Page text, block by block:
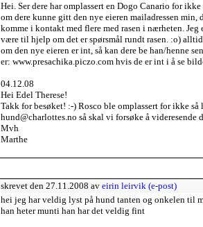
Hei. Ser dere har omplassert en Dogo Canario for
om dere kunne gitt den nye eieren mailadressen min,
komme i kontakt med flere med rasen i nærheten.
være til hjelp om det er spørsmål rundt rasen. :o) alltid
om den nye eieren er int, så kan dere be han/henne
er: www.presachika.piczo.com hvis de er int i å se
04.12.08
Hei Edel Therese!
Takk for besøket! :-) Rosco ble omplassert for ikke så
hund@charlottes.no så skal vi forsøke å videresende
Mvh
Marthe
skrevet den 27.11.2008 av eirin leirvik (e-post)
hei jeg har veldig lyst på hund tanten og onkelen til
han heter munti han har det veldig fint